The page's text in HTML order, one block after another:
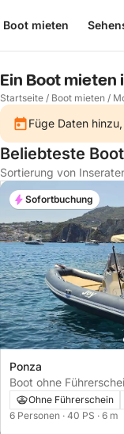
Boot mieten
Ein Boot mieten
Startseite / Boot mieten /
Füge Daten
Beliebteste
Sortierung von
Ponza
Boot ohne Führerschein Scar Mar
40PSOhne Führerschein
6 Personen · 40 PS · 6 m
Sofortbuchung